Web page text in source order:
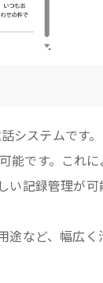
システムです。
能です。これに
い記録管理が可
途など、幅広く